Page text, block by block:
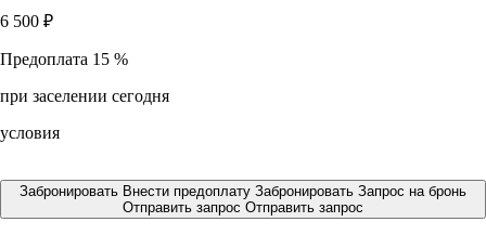
6 500 ₽
Предоплата 15 %
при заселении сегодня
условия
Забронировать Внести предоплату Забронировать Запрос на бронь
Отправить запрос Отправить запрос